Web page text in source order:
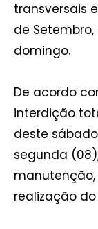
transversais
de
domingo.
De acordo
interdição
deste
segunda
realização